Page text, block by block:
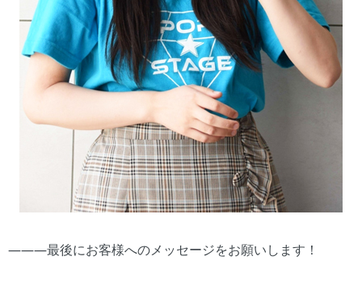
―――最後にお客様へのメッセージをお願いします！